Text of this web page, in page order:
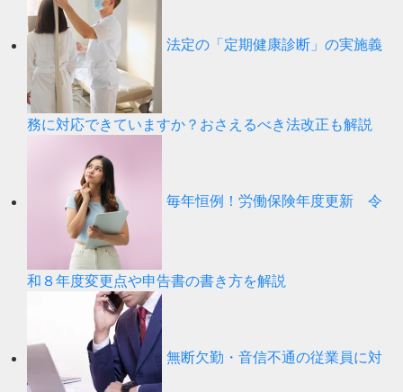
法定の「定期健康診断」の実施義
務に対応できていますか？おさえるべき法改正も解説
毎年恒例！労働保険年度更新 令
和８年度変更点や申告書の書き方を解説
無断欠勤・音信不通の従業員に対